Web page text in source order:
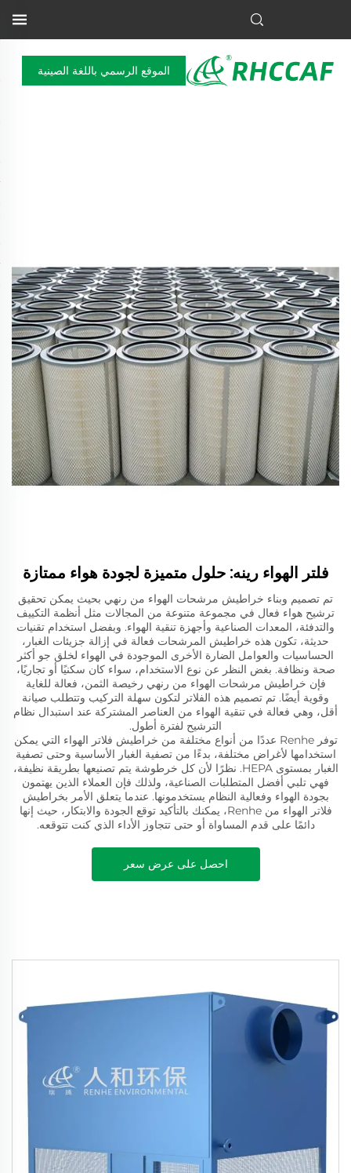
الموقع الرسمي باللغة الصينية
فلتر الهواء رينه: حلول متميزة لجودة هواء ممتازة
تم تصميم وبناء خراطيش مرشحات الهواء من رنهي بحيث يمكن تحقيق
ترشيح هواء فعال في مجموعة متنوعة من المجالات مثل أنظمة التكييف
والتدفئة، المعدات الصناعية وأجهزة تنقية الهواء. وبفضل استخدام تقنيات
حديثة، تكون هذه خراطيش المرشحات فعالة في إزالة جزيئات الغبار،
الحساسيات والعوامل الضارة الأخرى الموجودة في الهواء لخلق جو أكثر
صحة ونظافة. بغض النظر عن نوع الاستخدام، سواء كان سكنيًا أو تجاريًا،
فإن خراطيش مرشحات الهواء من رنهي رخيصة الثمن، فعالة للغاية
وقوية أيضًا. تم تصميم هذه الفلاتر لتكون سهلة التركيب وتتطلب صيانة
أقل، وهي فعالة في تنقية الهواء من العناصر المشتركة عند استبدال نظام
الترشيح لفترة أطول.
توفر Renhe عددًا من أنواع مختلفة من خراطيش فلاتر الهواء التي يمكن
استخدامها لأغراض مختلفة، بدءًا من تصفية الغبار الأساسية وحتى تصفية
الغبار بمستوى HEPA. نظرًا لأن كل خرطوشة يتم تصنيعها بطريقة نظيفة،
فهي تلبي أفضل المتطلبات الصناعية، ولذلك فإن العملاء الذين يهتمون
بجودة الهواء وفعالية النظام يستخدمونها. عندما يتعلق الأمر بخراطيش
فلاتر الهواء من Renhe، يمكنك بالتأكيد توقع الجودة والابتكار، حيث إنها
دائمًا على قدم المساواة أو حتى تتجاوز الأداء الذي كنت تتوقعه.
احصل على عرض سعر